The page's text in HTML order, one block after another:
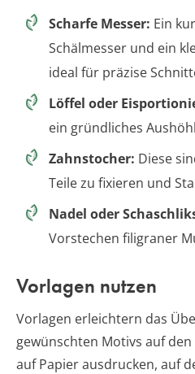
Scharfe Messer: Ein
Schälmesser und ein
ideal für präzise
Löffel oder
ein gründliches
Zahnstocher: Diese
Teile zu fixieren und
Nadel oder
Vorstechen filigraner
Vorlagen nutzen
Vorlagen erleichtern das
gewünschten Motivs auf
auf Papier ausdrucken, auf